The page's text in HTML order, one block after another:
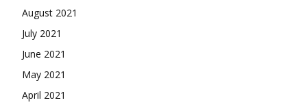
August 2021
July 2021
June 2021
May 2021
April 2021